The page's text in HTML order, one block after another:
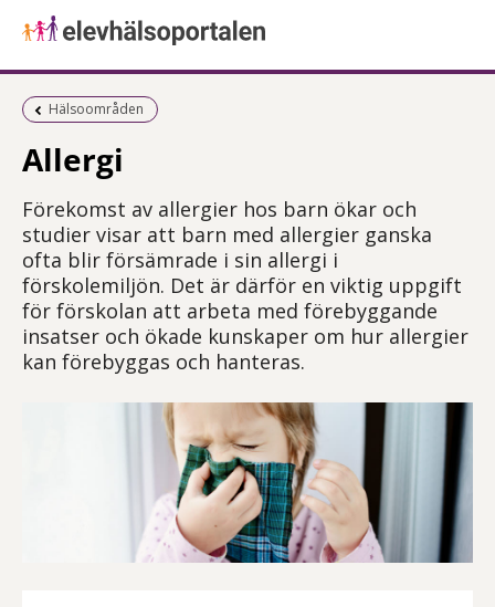
Föregående sida:
Hälsoområden
Allergi
Förekomst av allergier hos barn ökar och
studier visar att barn med allergier ganska
ofta blir försämrade i sin allergi i
förskolemiljön. Det är därför en viktig uppgift
för förskolan att arbeta med förebyggande
insatser och ökade kunskaper om hur allergier
kan förebyggas och hanteras.